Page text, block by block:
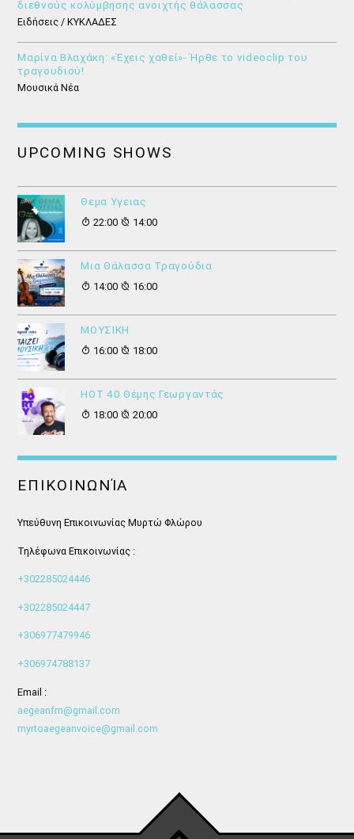
διεθνούς κολύμβησης ανοιχτής θάλασσας
Ειδήσεις / ΚΥΚΛΑΔΕΣ
Μαρίνα Βλαχάκη: «Έχεις χαθεί»- Ήρθε το videoclip του
τραγουδιού!
Μουσικά Νέα
UPCOMING SHOWS
Θεμα Υγειας
22:00
14:00
Μια Θάλασσα Τραγούδια
14:00
16:00
ΜΟΥΣΙΚΗ
16:00
18:00
HOT 40 Θέμης Γεωργαντάς
18:00
20:00
ΕΠΙΚΟΙΝΩΝΊΑ
Υπεύθυνη Επικοινωνίας Μυρτώ Φλώρου
Τηλέφωνα Επικοινωνίας :
+302285024446
+302285024447
+306977479946
+306974788137
Email :
aegeanfm@gmail.com
myrtoaegeanvoice@gmail.com